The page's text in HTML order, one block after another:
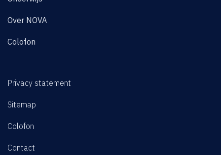
Over NOVA
Colofon
Privacy statement
Sitemap
Colofon
Contact